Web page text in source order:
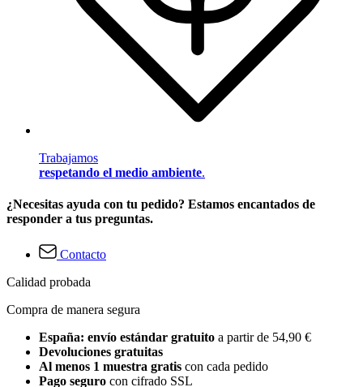
Trabajamos
respetando el medio ambiente.
¿Necesitas ayuda con tu pedido? Estamos encantados de
responder a tus preguntas.
Contacto
Calidad probada
Compra de manera segura
España: envío estándar gratuito a partir de 54,90 €
Devoluciones gratuitas
Al menos 1 muestra gratis con cada pedido
Pago seguro con cifrado SSL